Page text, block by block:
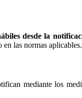
desde la
las normas aplicables.
mediante los